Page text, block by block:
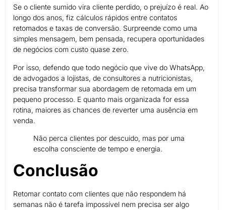
Se o cliente sumido vira cliente perdido, o prejuízo é real. Ao
longo dos anos, fiz cálculos rápidos entre contatos
retomados e taxas de conversão. Surpreende como uma
simples mensagem, bem pensada, recupera oportunidades
de negócios com custo quase zero.
Por isso, defendo que todo negócio que vive do WhatsApp,
de advogados a lojistas, de consultores a nutricionistas,
precisa transformar sua abordagem de retomada em um
pequeno processo. E quanto mais organizada for essa
rotina, maiores as chances de reverter uma ausência em
venda.
Não perca clientes por descuido, mas por uma
escolha consciente de tempo e energia.
Conclusão
Retomar contato com clientes que não respondem há
semanas não é tarefa impossível nem precisa ser algo